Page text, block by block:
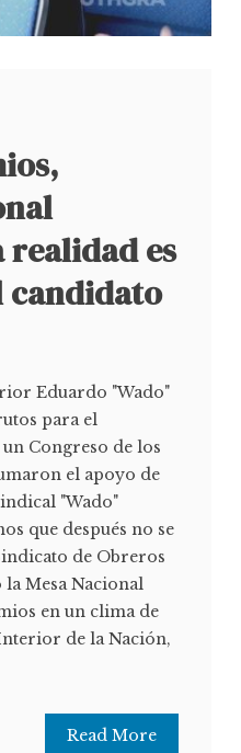
realidad es
candidato
Eduardo "Wado"
para el
Congreso de los
el apoyo de
"Wado"
que después no se
de Obreros
la Mesa Nacional
en un clima de
de la Nación,
Read More